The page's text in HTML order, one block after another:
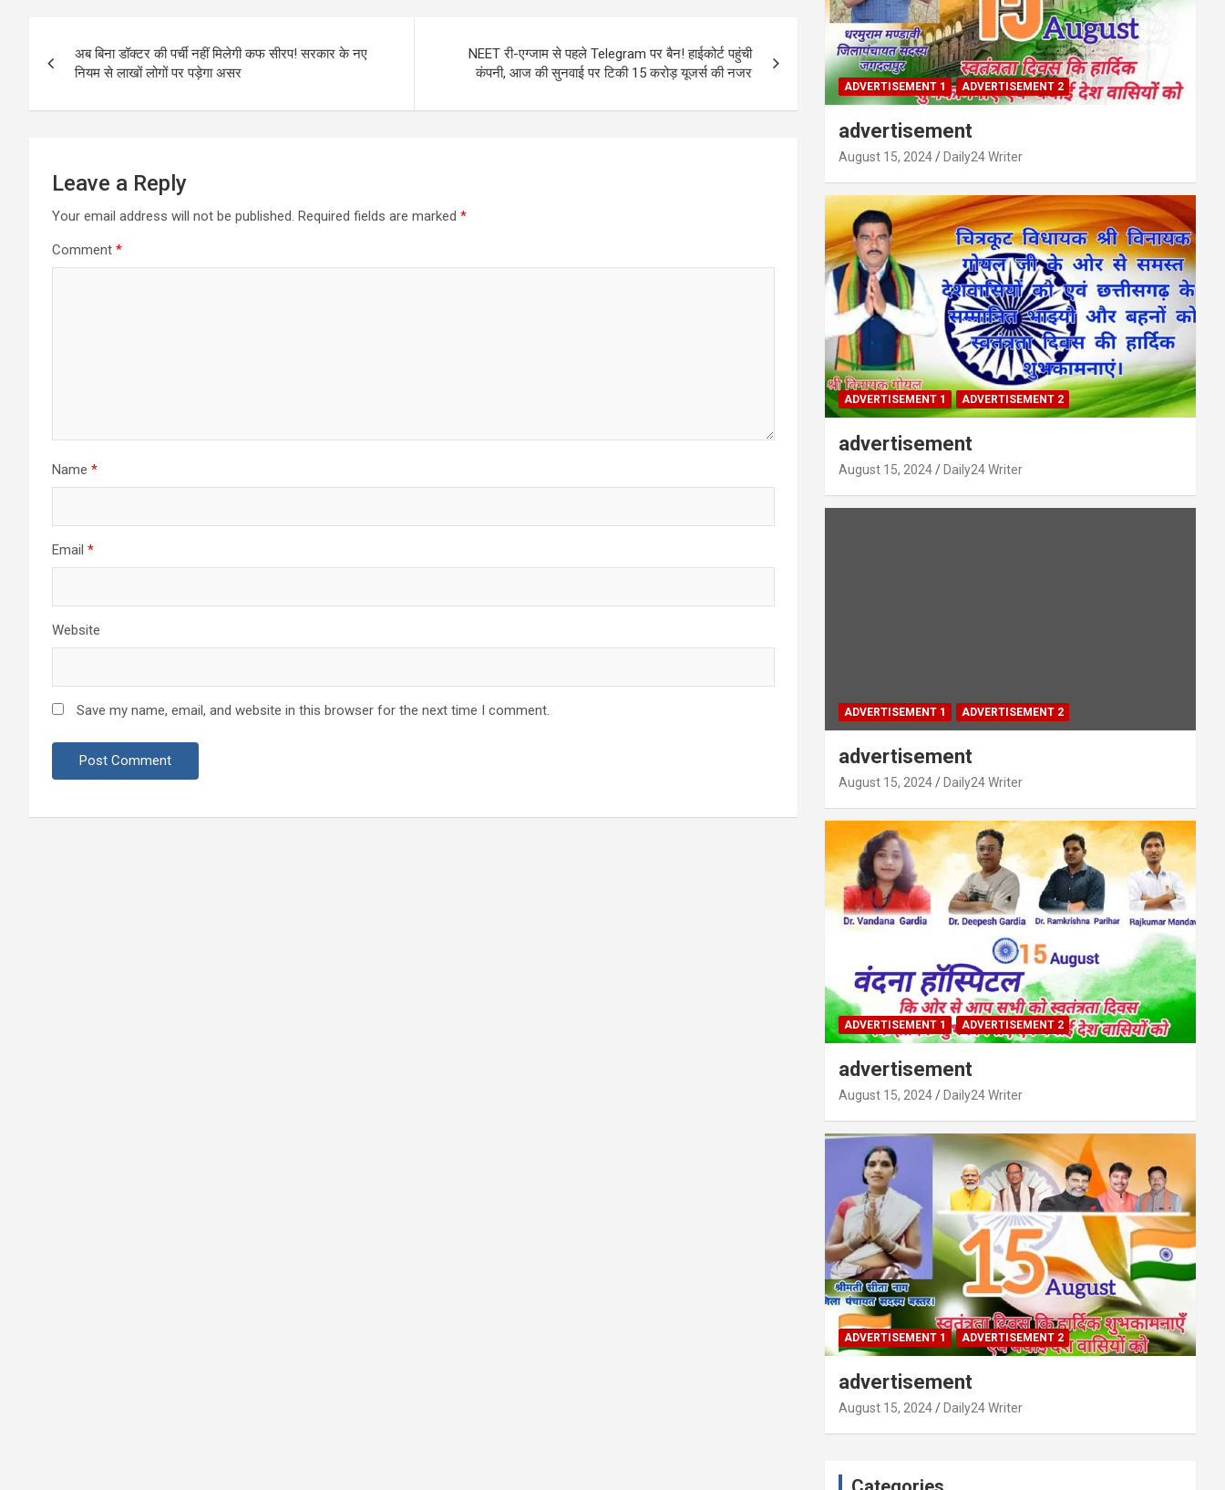
navigation
अब बिना डॉक्टर की पर्ची नहीं मिलेगी कफ सीरप! सरकार के नए
नियम से लाखों लोगों पर पड़ेगा असर
NEET री-एग्जाम से पहले Telegram पर बैन! हाईकोर्ट पहुंची
कंपनी, आज की सुनवाई पर टिकी 15 करोड़ यूजर्स की नजर
Leave a Reply
Your email address will not be published. Required fields are marked *
Comment *
Name *
Email *
Website
Save my name, email, and website in this browser for the next time I comment.
ADVERTISEMENT 1 ADVERTISEMENT 2
advertisement
August 15, 2024 Daily24 Writer
ADVERTISEMENT 1 ADVERTISEMENT 2
advertisement
August 15, 2024 Daily24 Writer
ADVERTISEMENT 1 ADVERTISEMENT 2
advertisement
August 15, 2024 Daily24 Writer
ADVERTISEMENT 1 ADVERTISEMENT 2
advertisement
August 15, 2024 Daily24 Writer
ADVERTISEMENT 1 ADVERTISEMENT 2
advertisement
August 15, 2024 Daily24 Writer